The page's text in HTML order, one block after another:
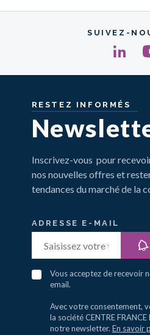
SUIVEZ-
RESTEZ INFORMÉS
Inscrivez-vous pour
nos nouvelles offres et
tendances du marché de la
ADRESSE E-MAIL
Vous acceptez de recevoir
email.
Avec votre consentement,
la société CENTRE
notre newsletter. En savoir